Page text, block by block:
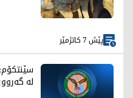
پێش 7 کاتژمێر
لە